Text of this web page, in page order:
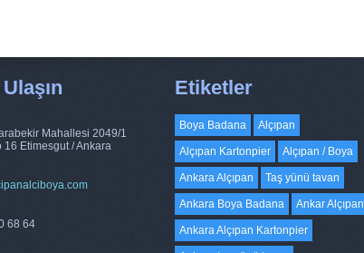
Mahallesi 2049/1
16 Etimesgut / Ankara
68 64
Etiketler
Boya Badana Alçıpan
Alçıpan Kartonpier Alçıpan / Boya
Ankara Alçıpan Taş yünü tavan
Ankara Boya Badana Ankar Alçıpan
Ankara Alçıpan Kartonpier